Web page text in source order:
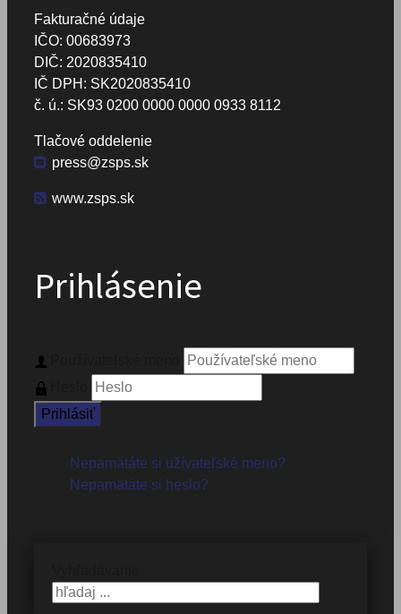
Fakturačné údaje
IČO: 00683973
DIČ: 2020835410
IČ DPH: SK2020835410
č. ú.: SK93 0200 0000 0000 0933 8112
Tlačové oddelenie
press@zsps.sk
www.zsps.sk
Prihlásenie
Prihlásiť
Nepamätáte si užívateľské meno?
Nepamätáte si heslo?